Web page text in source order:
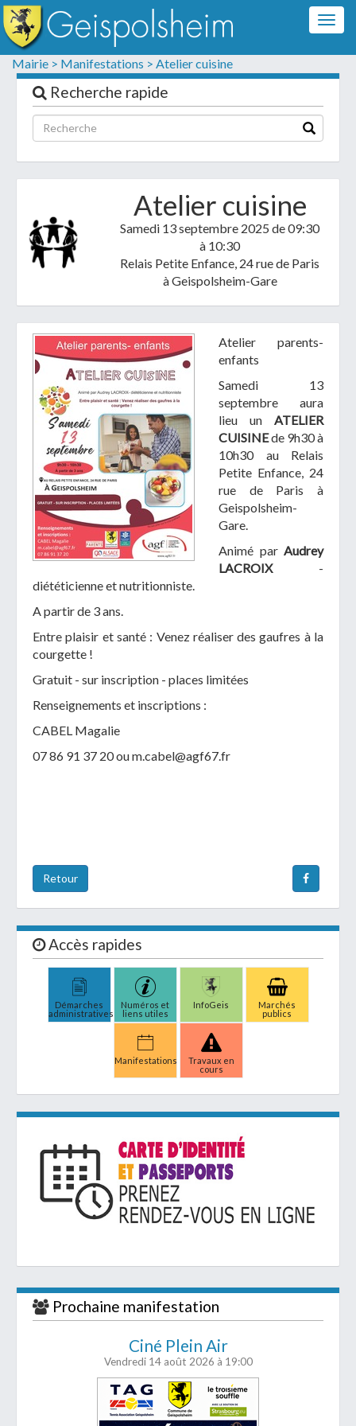
Mairie > Manifestations > Atelier cuisine
Recherche rapide
Atelier cuisine
Samedi 13 septembre 2025 de 09:30
à 10:30
Relais Petite Enfance, 24 rue de Paris
à Geispolsheim-Gare
Atelier parents-
enfants
Samedi 13
septembre aura
lieu un ATELIER
CUISINEde 9h30 à
10h30
au Relais
Petite Enfance, 24
rue de Paris à
Geispolsheim-
Gare.
Animé par Audrey
LACROIX-
diététicienne et nutritionniste.
A partir de 3 ans.
Entre plaisir et santé : Venez réaliser des gaufres à la
courgette !
Gratuit - sur inscription - places limitées
Renseignements et inscriptions :
CABEL Magalie
07 86 91 37 20 ou m.cabel@agf67.fr
Retour
Accès rapides
Démarches
administratives
Numéros et
liens utiles
InfoGeis
Marchés
publics
Manifestations
Travaux en
cours
Prochaine manifestation
Ciné Plein Air
Vendredi 14 août 2026 à 19:00
Formulaire de contact
Les champs suivis d'un * sont obligatoires
Informations personnelles
Votre demande :
Télécharger votre fichier
Uniquement PDF (.pdf), JPEG (.jpeg / .jpg) ou
document WORD (.doc, .docx)
NON
En soumettant ce formulaire, j'accepte
que mes données personnelles soient traitées par la
Mairie de Geispolsheim.